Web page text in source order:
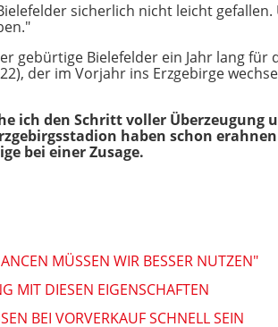
sicherlich nicht leicht
gebürtige Bielefelder ein Jahr lang für
der im Vorjahr ins Erzgebirge
ich den Schritt voller Überzeugung
haben schon
bei einer Zusage.
MÜSSEN WIR BESSER NUTZEN"
MIT DIESEN EIGENSCHAFTEN
BEI VORVERKAUF SCHNELL SEIN